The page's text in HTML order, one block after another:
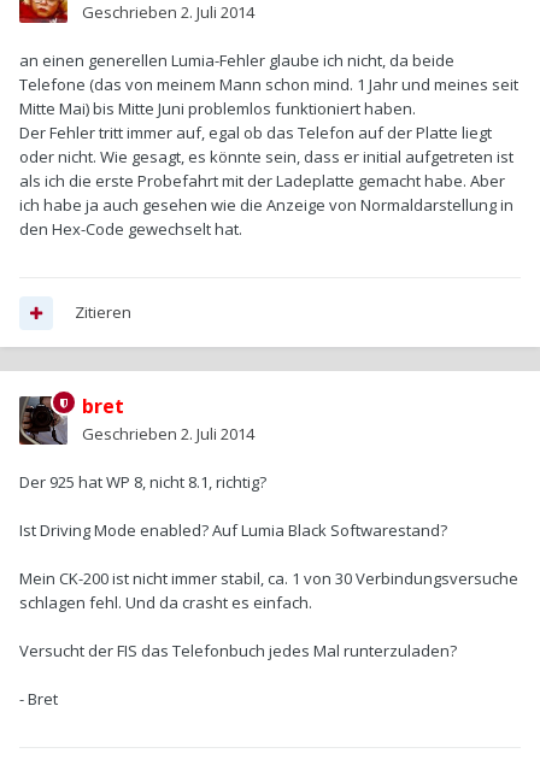
Geschrieben 2. Juli 2014
an einen generellen Lumia-Fehler glaube ich nicht, da beide
Telefone (das von meinem Mann schon mind. 1 Jahr und meines seit
Mitte Mai) bis Mitte Juni problemlos funktioniert haben.
Der Fehler tritt immer auf, egal ob das Telefon auf der Platte liegt
oder nicht. Wie gesagt, es könnte sein, dass er initial aufgetreten ist
als ich die erste Probefahrt mit der Ladeplatte gemacht habe. Aber
ich habe ja auch gesehen wie die Anzeige von Normaldarstellung in
den Hex-Code gewechselt hat.
Zitieren
bret
Geschrieben 2. Juli 2014
Der 925 hat WP 8, nicht 8.1, richtig?
Ist Driving Mode enabled? Auf Lumia Black Softwarestand?
Mein CK-200 ist nicht immer stabil, ca. 1 von 30 Verbindungsversuche
schlagen fehl. Und da crasht es einfach.
Versucht der FIS das Telefonbuch jedes Mal runterzuladen?
- Bret